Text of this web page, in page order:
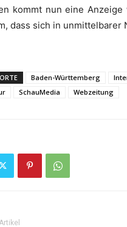
kommt nun eine
dass sich in
Baden-Württemberg
SchauMedia Webzeitung